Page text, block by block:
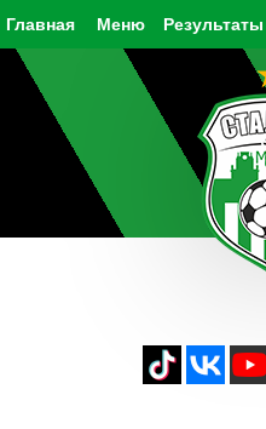
Главная Результаты
Меню